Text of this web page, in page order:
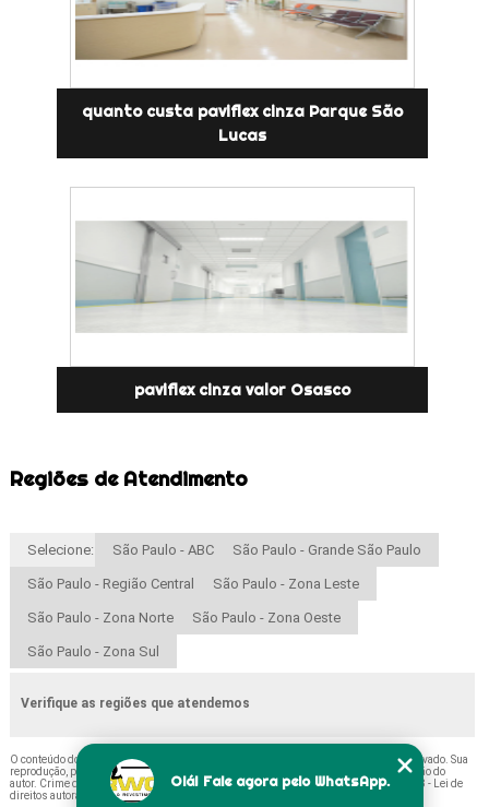
quanto custa paviflex cinza Parque São
Lucas
paviflex cinza valor Osasco
Regiões de Atendimento
Selecione: São Paulo - ABC São Paulo - Grande São Paulo
São Paulo - Região Central São Paulo - Zona Leste
São Paulo - Zona Norte São Paulo - Zona Oeste
São Paulo - Zona Sul
Verifique as regiões que atendemos
O conteúdo do texto " Paviflex Laminado São Lourenço da Serra
" é de direito reservado. Sua
reprodução, parcial ou total, mesmo citando nossos links, é proibida sem a autorização do
autor. Crime de violação de direito autoral – artigo 184 do Código Penal –Lei 9610/98 - Lei de
direitos autorais
Olá! Fale agora pelo WhatsApp.